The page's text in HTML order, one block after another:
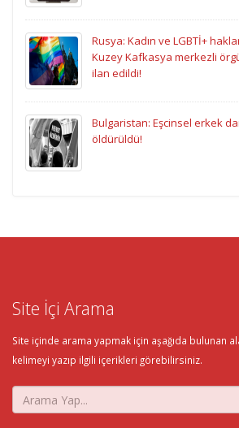
Rusya: Kadın ve LGBTİ+
Kuzey Kafkasya merkezli örgüt,
ilan edildi!
Bulgaristan: Eşcinsel erkek
öldürüldü!
Site İçi Arama
Site içinde arama yapmak için aşağıda bulunan
kelimeyi yazıp ilgili içerikleri görebilirsiniz.